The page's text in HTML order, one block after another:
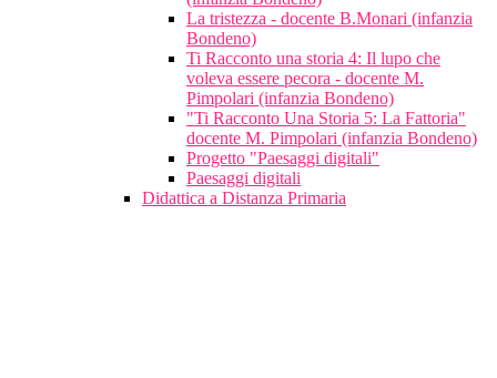
La tristezza - docente B.Monari (infanzia
Bondeno)
Ti Racconto una storia 4: Il lupo che
voleva essere pecora - docente M.
Pimpolari (infanzia Bondeno)
"Ti Racconto Una Storia 5: La Fattoria"
docente M. Pimpolari (infanzia Bondeno)
Progetto "Paesaggi digitali"
Paesaggi digitali
Didattica a Distanza Primaria